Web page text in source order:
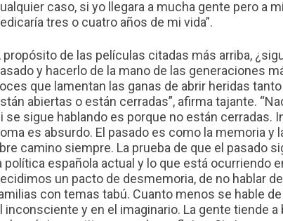
caso, si yo llegara a mucha gente pero a
tres o cuatro años de mi vida”.
propósito de las películas citadas más arriba,
y hacerlo de la mano de las generaciones
que lamentan las ganas de abrir heridas
abiertas o están cerradas”, afirma tajante.
se sigue hablando es porque no están cerradas.
es absurdo. El pasado es como la memoria y
camino siempre. La prueba de que el pasado
política española actual y lo que está ocurriendo
un pacto de desmemoria, de no hablar
con temas tabú. Cuanto menos se hable
inconsciente y en el imaginario. La gente tiende